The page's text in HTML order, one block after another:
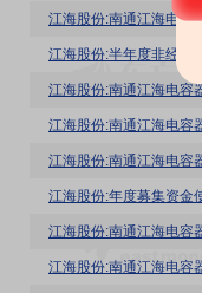
江海股份:南通江海电容
江海股份:半年度非经营
江海股份:南通江海电容
江海股份:南通江海电容
江海股份:南通江海电容
江海股份:年度募集资金
江海股份:南通江海电容
江海股份:南通江海电容